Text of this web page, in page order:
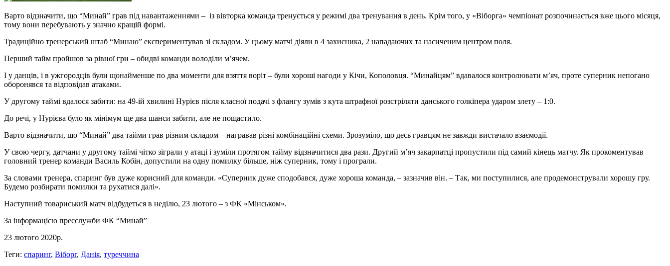
Варто відзначити, що “Минай” грав під навантаженнями – із вівторка команда тренується у режимі два тренування в день. Крім того, у «Віборга» чемпіонат розпочинається вже цього місяця,
тому вони перебувають у значно кращій формі.
Традиційно тренерський штаб “Минаю” експериментував зі складом. У цьому матчі діяли в 4 захисника, 2 нападаючих та насиченим центром поля.
Перший тайм пройшов за рівної гри – обидві команди володіли м’ячем.
І у данців, і в ужгородців були щонайменше по два моменти для взяття воріт – були хороші нагоди у Кічи, Кополовця. “Минайцям” вдавалося контролювати м’яч, проте суперник непогано
оборонявся та відповідав атаками.
У другому таймі вдалося забити: на 49-ій хвилині Нурієв після класної подачі з флангу зумів з кута штрафної розстріляти данського голкіпера ударом злету – 1:0.
До речі, у Нурієва було як мінімум ще два шанси забити, але не пощастило.
Варто відзначити, що “Минай” два тайми грав різним складом – награвав різні комбінаційні схеми. Зрозуміло, що десь гравцям не завжди вистачало взаємодії.
У свою чергу, датчани у другому таймі чітко зіграли у атаці і зуміли протягом тайму відзначитися два рази. Другий м’яч закарпатці пропустили під самий кінець матчу. Як прокоментував
головний тренер команди Василь Кобін, допустили на одну помилку більше, ніж суперник, тому і програли.
За словами тренера, спаринг був дуже корисний для команди. «Суперник дуже сподобався, дуже хороша команда, – зазначив він. – Так, ми поступилися, але продемонстрували хорошу гру.
Будемо розбирати помилки та рухатися далі».
Наступний товариський матч відбудеться в неділю, 23 лютого – з ФК «Мінськом».
За інформацією пресслужби ФК “Минай”
23 лютого 2020р.
Теги: спаринг, Віборг, Данія, туреччина